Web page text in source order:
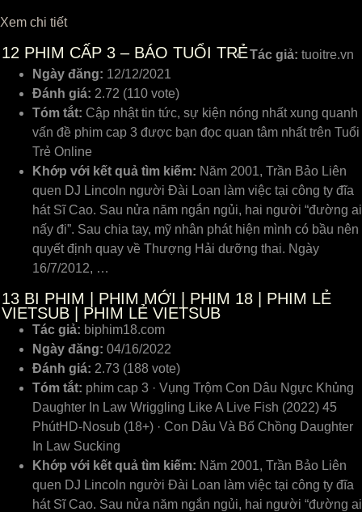
Xem chi tiết
12 PHIM CẤP 3 – BÁO TUỔI TRẺTác giả: tuoitre.vn
Ngày đăng: 12/12/2021
Đánh giá: 2.72 (110 vote)
Tóm tắt: Cập nhật tin tức, sự kiện nóng nhất xung quanh
vấn đề phim cap 3 được bạn đọc quan tâm nhất trên Tuổi
Trẻ Online
Khớp với kết quả tìm kiếm: Năm 2001, Trần Bảo Liên
quen DJ Lincoln người Đài Loan làm việc tại công ty đĩa
hát Sĩ Cao. Sau nửa năm ngắn ngủi, hai người “đường ai
nấy đi”. Sau chia tay, mỹ nhân phát hiện mình có bầu nên
quyết định quay về Thượng Hải dưỡng thai. Ngày
16/7/2012, …
13 BI PHIM | PHIM MỚI | PHIM 18 | PHIM LẺ
VIETSUB | PHIM LẺ VIETSUB
Tác giả: biphim18.com
Ngày đăng: 04/16/2022
Đánh giá: 2.73 (188 vote)
Tóm tắt: phim cap 3 · Vụng Trộm Con Dâu Ngực Khủng
Daughter In Law Wriggling Like A Live Fish (2022) 45
PhútHD-Nosub (18+) · Con Dâu Và Bố Chồng Daughter
In Law Sucking
Khớp với kết quả tìm kiếm: Năm 2001, Trần Bảo Liên
quen DJ Lincoln người Đài Loan làm việc tại công ty đĩa
hát Sĩ Cao. Sau nửa năm ngắn ngủi, hai người “đường ai